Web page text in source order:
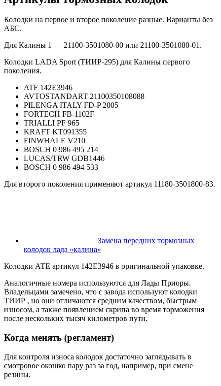
Колодки на первое и второе поколение разные. Варианты без
АБС.
Для Калины 1 — 21100-3501080-00 или 21100-3501080-01.
Колодки LADA Sport (ТИИР-295) для Калины первого
поколения.
ATF 142E3946
AVTOSTANDART 21100350108088
PILENGA ITALY FD-P 2005
FORTECH FB-1102F
TRIALLI PF 965
KRAFT KT091355
FINWHALE V210
BOSCH 0 986 495 214
LUCAS/TRW GDB1446
BOSCH 0 986 494 533
Для второго поколения применяют артикул 11180-3501800-83.
Замена передних тормозных
колодок лада «калина»
Колодки АТЕ артикул 142E3946 в оригинальной упаковке.
Аналогичные номера используются для Лады Приоры.
Владельцами замечено, что с завода используют колодки
ТИИР , но они отличаются средним качеством, быстрым
износом, а также появлением скрипа во время торможения
после нескольких тысяч километров пути.
Когда менять (регламент)
Для контроля износа колодок достаточно заглядывать в
смотровое окошко пару раз за год, например, при смене
резины.